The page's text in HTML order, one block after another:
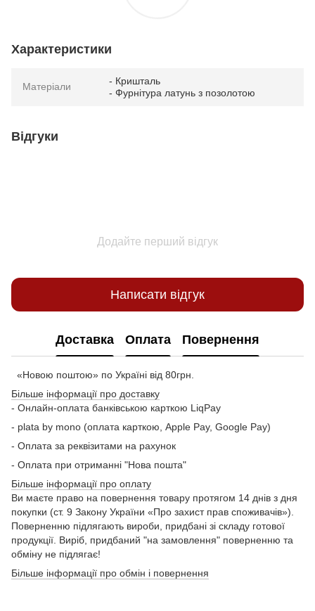
Характеристики
Матеріали
- Кришталь
- Фурнітура латунь з позолотою
Відгуки
Додайте перший відгук
Написати відгук
Доставка Оплата Повернення
«Новою поштою» по Україні від 80грн.
Більше інформації про доставку
- Онлайн-оплата банківською карткою LiqPay
- plata by mono (оплата карткою, Apple Pay, Google Pay)
- Оплата за реквізитами на рахунок
- Оплата при отриманні "Нова пошта"
Більше інформації про оплату
Ви маєте право на повернення товару протягом 14 днів з дня
покупки (ст. 9 Закону України «Про захист прав споживачів»).
Поверненню підлягають вироби, придбані зі складу готової
продукції. Виріб, придбаний "на замовлення" поверненню та
обміну не підлягає!
Більше інформації про обмін і повернення